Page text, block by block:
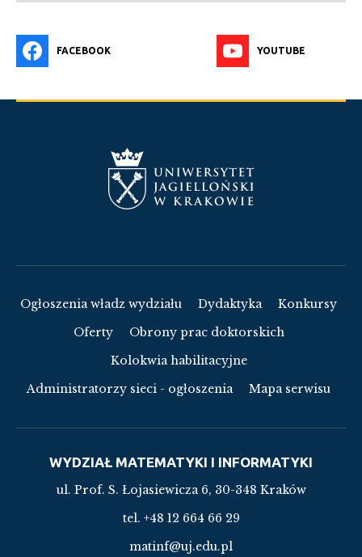
FACEBOOK YOUTUBE
Ogłoszenia władz wydziału Dydaktyka
Konkursy
Oferty
Obrony prac doktorskich
Kolokwia habilitacyjne
Administratorzy sieci - ogłoszenia
Mapa serwisu
WYDZIAŁ MATEMATYKI I INFORMATYKI
ul. Prof. S. Łojasiewicza 6, 30-348 Kraków
tel. +48 12 664 66 29
matinf@uj.edu.pl